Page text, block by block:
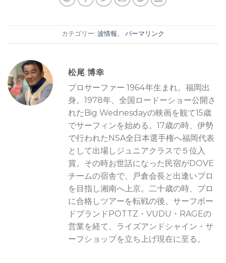
カテゴリー: 波情報。 パーマリンク
松尾 博幸
プロサーファー 1964年生まれ。福岡出
身。1978年、全国ロードーショー公開さ
れたBig Wednesdayの映画を観て15歳
でサーフィンを始める。17歳の時、伊勢
で行われたNSA全日本選手権へ福岡代表
として出場しジュニアクラスで５位入
賞。その時お世話になった民宿がDOVE
チームの宿舎で、戸倉会長と出逢いプロ
を目指し湘南へ上京。二十歳の時、プロ
に合格しツアーを転戦の後、サーフボー
ドブランドPOTTZ・VUDU・RAGEの
営業を経て、ライズアンドシャイン・サ
ーフショップを立ち上げ現在に至る。